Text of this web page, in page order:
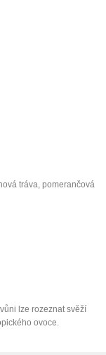
tráva, pomerančová
lze rozeznat svěží
ovoce.